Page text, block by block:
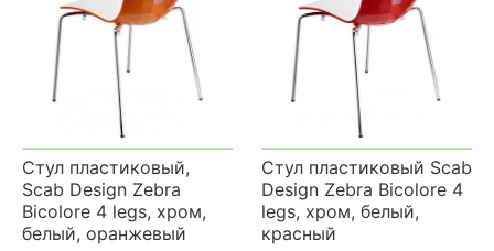
Стул пластиковый,
Scab Design Zebra
Bicolore 4 legs, хром,
белый, оранжевый
Стул пластиковый Scab
Design Zebra Bicolore 4
legs, хром, белый,
красный